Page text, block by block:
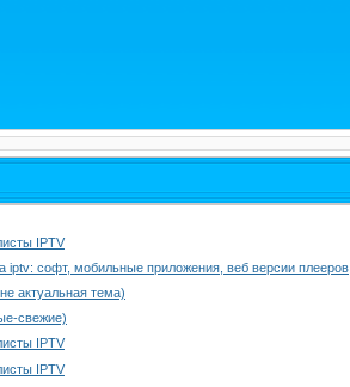
IPTV
iptv: софт, мобильные приложения, веб версии плееров
актуальная тема)
свежие)
IPTV
IPTV